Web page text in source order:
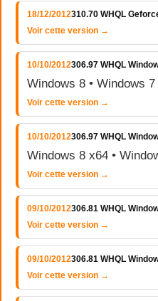
18/12/2012310.70 WHQL
Voir cette version →
10/10/2012306.97 WHQL
Windows 8 • Windows
Voir cette version →
10/10/2012306.97 WHQL
Windows 8 x64 •
Voir cette version →
09/10/2012306.81 WHQL
Voir cette version →
09/10/2012306.81 WHQL
Voir cette version →